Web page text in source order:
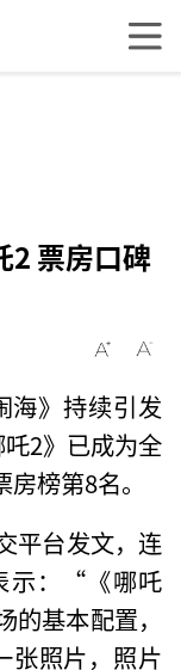
2 票房口碑
海》持续引发
2》已成为全
榜第8名。
平台发文，连
示：“《哪吒
基本配置，
照片，照片